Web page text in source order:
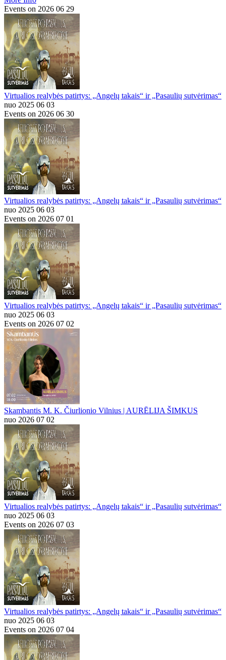
Events on 2026 06 29
Virtualios realybės patirtys: „Angelų takais“ ir „Pasaulių sutvėrimas“
nuo 2025 06 03
Events on 2026 06 30
Virtualios realybės patirtys: „Angelų takais“ ir „Pasaulių sutvėrimas“
nuo 2025 06 03
Events on 2026 07 01
Virtualios realybės patirtys: „Angelų takais“ ir „Pasaulių sutvėrimas“
nuo 2025 06 03
Events on 2026 07 02
Skambantis M. K. Čiurlionio Vilnius | AURĒLIJA ŠIMKUS
nuo 2026 07 02
Virtualios realybės patirtys: „Angelų takais“ ir „Pasaulių sutvėrimas“
nuo 2025 06 03
Events on 2026 07 03
Virtualios realybės patirtys: „Angelų takais“ ir „Pasaulių sutvėrimas“
nuo 2025 06 03
Events on 2026 07 04